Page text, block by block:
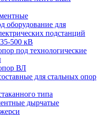
оборудование для
подстанций
500 кВ
под технологические
ВЛ
для стальных опор
типа
дырчатые